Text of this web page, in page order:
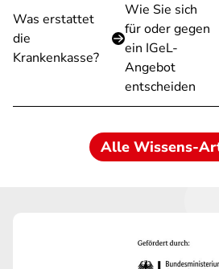
Was erstattet
die
Krankenkasse?
Wie Sie sich
für oder gegen
ein IGeL-
Angebot
entscheiden
Alle Wissens-